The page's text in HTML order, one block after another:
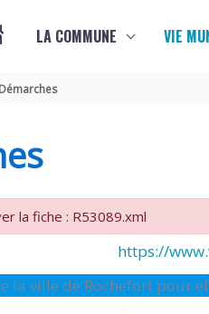
LA COMMUNE VIE
Démarches
la fiche : R53089.xml
https://
la ville de Rochefort pour